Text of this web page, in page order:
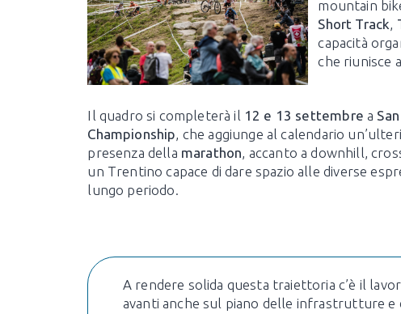
mountain
Short Track,
capacità
che riunisce
Il quadro si completerà il 12 e 13 settembre a
Championship , che aggiunge al calendario
presenza della marathon , accanto a downhill,
un Trentino capace di dare spazio alle diverse
lungo periodo.
A rendere solida questa traiettoria c’è il
avanti anche sul piano delle infrastrutture e